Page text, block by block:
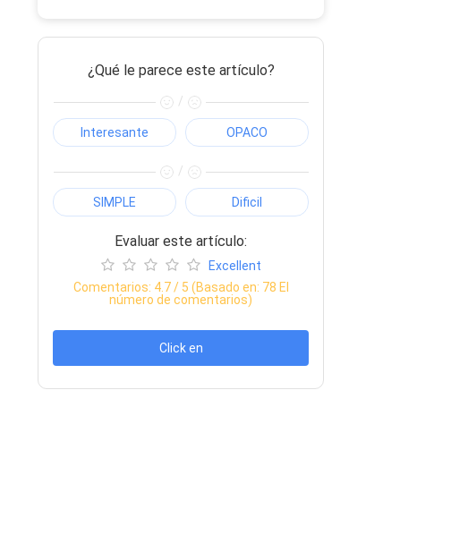
¿Qué le parece este artículo?
/
Interesante OPACO
/
SIMPLE Dificil
Evaluar este artículo:
Excellent
Comentarios: 4.7/ 5 (Basado en: 78 El
número de comentarios)
Click en